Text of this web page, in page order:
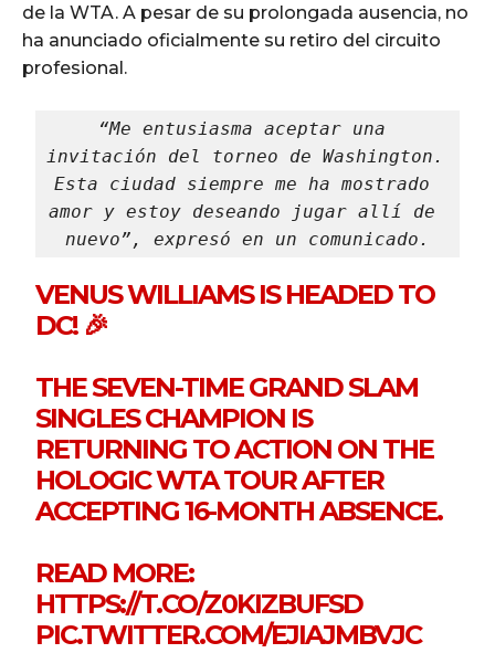
de la WTA. A pesar de su prolongada ausencia, no
ha anunciado oficialmente su retiro del circuito
profesional.
“Me entusiasma aceptar una
invitación del torneo de Washington.
Esta ciudad siempre me ha mostrado
amor y estoy deseando jugar allí de
nuevo”, expresó en un comunicado.
VENUS WILLIAMS IS HEADED TO
DC! 🎉
THE SEVEN-TIME GRAND SLAM
SINGLES CHAMPION IS
RETURNING TO ACTION ON THE
HOLOGIC WTA TOUR AFTER
ACCEPTING 16-MONTH ABSENCE.
READ MORE:
HTTPS://T.CO/Z0KIZBUFSD
PIC.TWITTER.COM/EJIAJMBVJC